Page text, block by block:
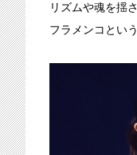
リズムや魂を揺
フラメンコとい